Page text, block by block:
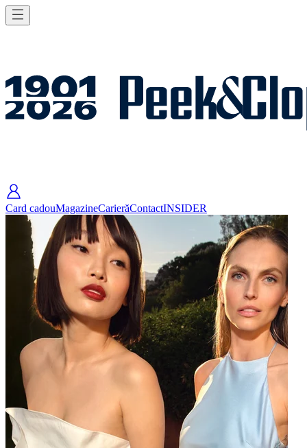
Card cadouMagazineCarierăContactINSIDER